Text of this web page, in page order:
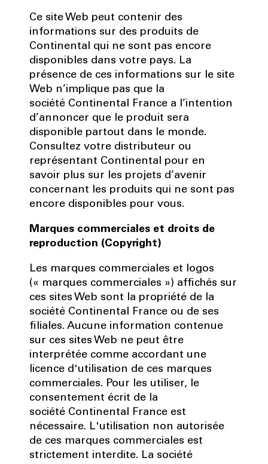
Ce site Web peut contenir des
informations sur des produits de
Continental qui ne sont pas encore
disponibles dans votre pays. La
présence de ces informations sur le site
Web n’implique pas que la
société Continental France a l’intention
d’annoncer que le produit sera
disponible partout dans le monde.
Consultez votre distributeur ou
représentant Continental pour en
savoir plus sur les projets d’avenir
concernant les produits qui ne sont pas
encore disponibles pour vous.
Marques commerciales et droits de
reproduction (Copyright)
Les marques commerciales et logos
(« marques commerciales ») affichés sur
ces sites Web sont la propriété de la
société Continental France ou de ses
filiales. Aucune information contenue
sur ces sites Web ne peut être
interprétée comme accordant une
licence d'utilisation de ces marques
commerciales. Pour les utiliser, le
consentement écrit de la
société Continental France est
nécessaire. L'utilisation non autorisée
de ces marques commerciales est
strictement interdite. La société